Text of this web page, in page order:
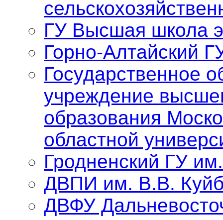
ГУ Высшая школа
Горно-Алтайский
Государственное
учреждение
образования
областной
Гродненский ГУ
ДВПИ им. В.В.
ДВФУ